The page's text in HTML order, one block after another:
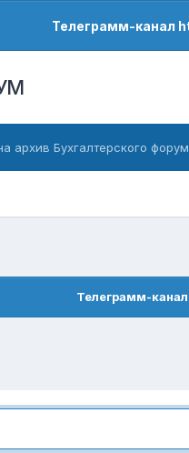
Телеграмм-канал
архив Бухгалтерского
Телеграмм-